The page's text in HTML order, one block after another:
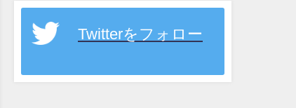
Twitterをフォロー